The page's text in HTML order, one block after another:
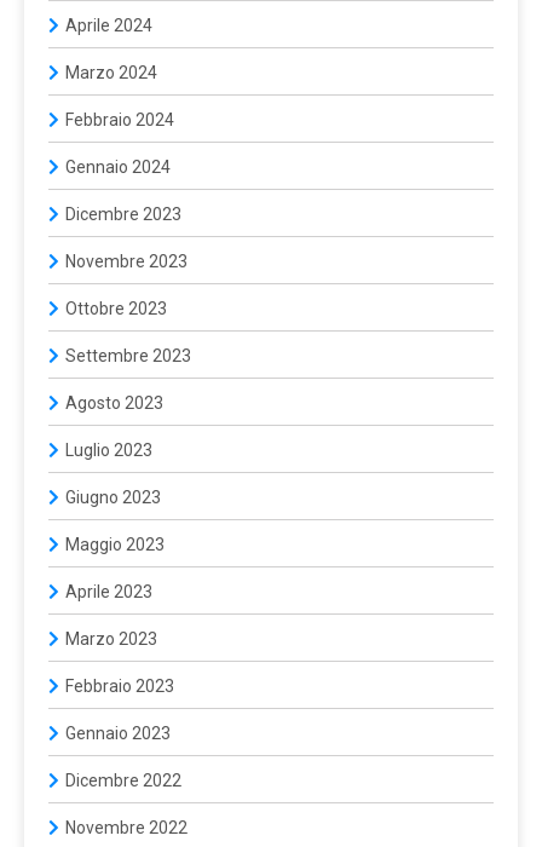
Aprile 2024
Marzo 2024
Febbraio 2024
Gennaio 2024
Dicembre 2023
Novembre 2023
Ottobre 2023
Settembre 2023
Agosto 2023
Luglio 2023
Giugno 2023
Maggio 2023
Aprile 2023
Marzo 2023
Febbraio 2023
Gennaio 2023
Dicembre 2022
Novembre 2022